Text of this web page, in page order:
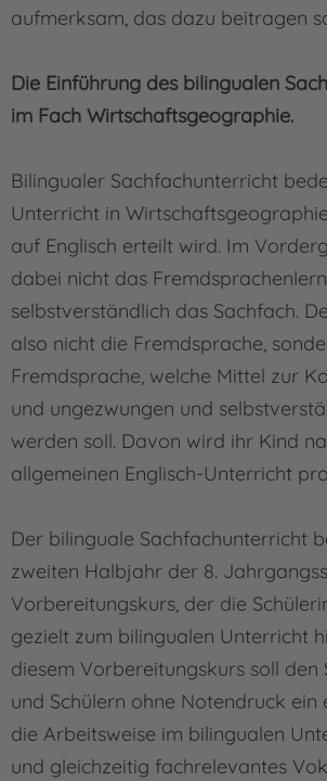
aufmerksam, das dazu beitragen
Die Einführung des bilingualen
im Fach Wirtschaftsgeographie.
Bilingualer Sachfachunterricht
Unterricht in
auf Englisch erteilt wird. Im
dabei nicht das
selbstverständlich das Sachfach.
also nicht die Fremdsprache,
Fremdsprache, welche Mittel zur
und ungezwungen und
werden soll. Davon wird ihr Kind
allgemeinen Englisch-Unterricht
Der bilinguale Sachfachunterricht
zweiten Halbjahr der 8.
Vorbereitungskurs, der die
gezielt zum bilingualen Unterricht
diesem Vorbereitungskurs soll den
und Schülern ohne Notendruck ein
die Arbeitsweise im bilingualen
und gleichzeitig fachrelevantes